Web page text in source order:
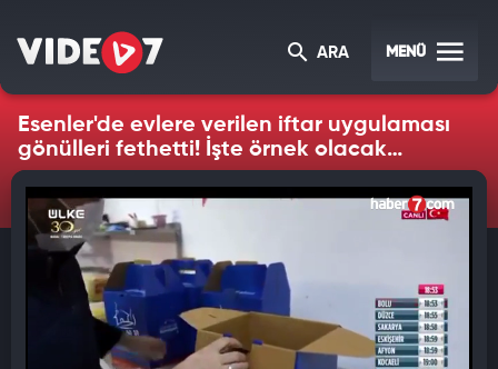
ARA MENÜ
Esenler'de evlere verilen iftar uygulaması
gönülleri fethetti! İşte örnek olacak
uygulamanın detayları